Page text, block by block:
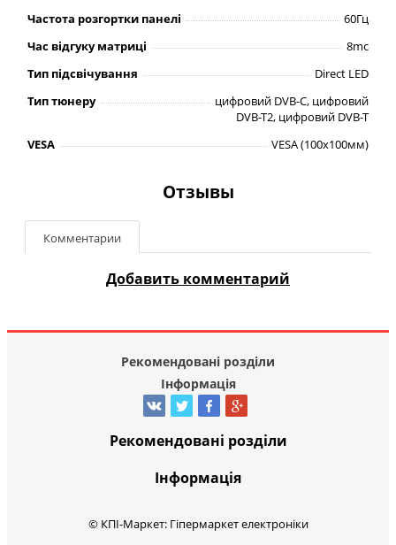
Частота розгортки панелі
60Гц
Час відгуку матриці
8mc
Тип підсвічування
Direct LED
Тип тюнеру
цифровий DVB-C, цифровий
DVB-T2, цифровий DVB-T
VESA
VESA (100х100мм)
Отзывы
Комментарии
Добавить комментарий
Рекомендовані розділи
Інформація
Рекомендовані розділи
Інформація
© КПІ-Маркет: Гіпермаркет електроніки